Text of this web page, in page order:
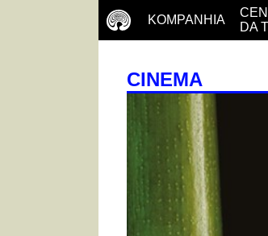
KOMPANHIA
DA
CINEMA